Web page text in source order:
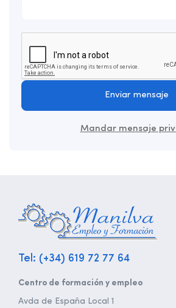
Enviar mensaje
Mandar mensaje
Tel: (+34) 619 72 77 64
Centro de formación y empleo
Avda de España Local 1